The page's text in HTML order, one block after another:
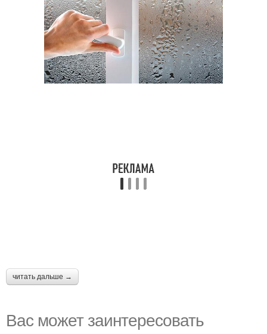
читать дальше →
Вас может заинтересовать